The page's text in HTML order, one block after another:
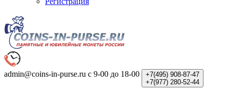
admin@coins-in-purse.ru с 9-00 до 18-00 +7(495) 908-87-47
+7(977) 280-52-44